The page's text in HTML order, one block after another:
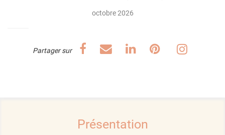
octobre 2026
Présentation